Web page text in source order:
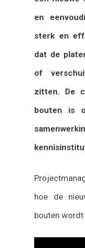
en
sterk en
dat de
of
zitten. De
bouten is
hoe de
bouten